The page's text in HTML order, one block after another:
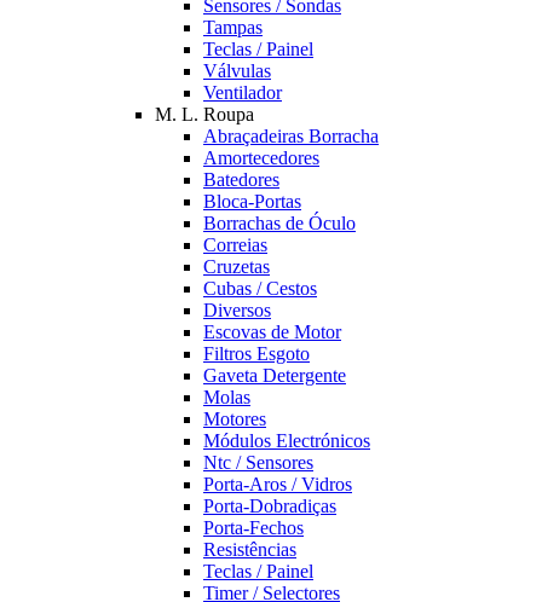
Sensores / Sondas
Tampas
Teclas / Painel
Válvulas
Ventilador
M. L. Roupa
Abraçadeiras Borracha
Amortecedores
Batedores
Bloca-Portas
Borrachas de Óculo
Correias
Cruzetas
Cubas / Cestos
Diversos
Escovas de Motor
Filtros Esgoto
Gaveta Detergente
Molas
Motores
Módulos Electrónicos
Ntc / Sensores
Porta-Aros / Vidros
Porta-Dobradiças
Porta-Fechos
Resistências
Teclas / Painel
Timer / Selectores